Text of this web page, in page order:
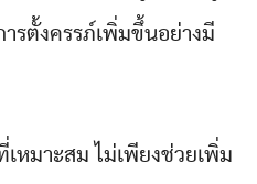
ารตั้งครรภ์เพิ่มขึ้นอย่างมี
หมาะสม ไม่เพียงช่วยเพิ่ม